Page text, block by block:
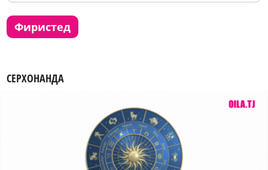
фиристед
СЕРХОНАНДА